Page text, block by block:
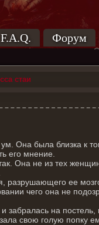
F.A.Q. Форум
стаи
Она была близка к
его мнение.
Она не из тех
разрушающего ее
чего она не
забралась на постель,
свою голую попку